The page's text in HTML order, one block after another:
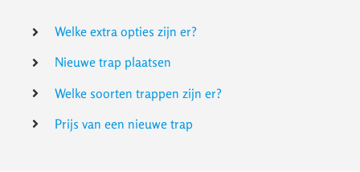
Welke extra opties zijn er?
Nieuwe trap plaatsen
Welke soorten trappen zijn er?
Prijs van een nieuwe trap